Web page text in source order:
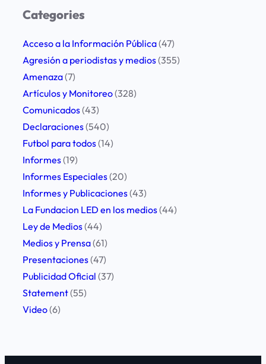
n
L
D
c
d
g
r
h
Categories
Acceso a la Información Pública(47)
Agresión a periodistas y medios(355)
Amenaza(7)
Artículos y Monitoreo(328)
Comunicados(43)
Declaraciones(540)
Futbol para todos(14)
Informes(19)
Informes Especiales(20)
Informes y Publicaciones(43)
La Fundacion LED en los medios(44)
Ley de Medios(44)
Medios y Prensa(61)
Presentaciones(47)
Publicidad Oficial (37)
Statement(55)
Video(6)